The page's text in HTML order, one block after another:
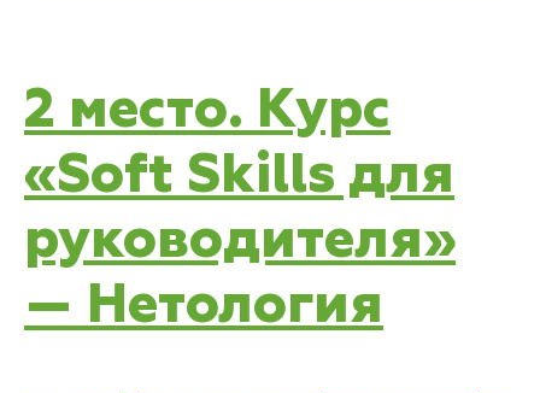
2 место. Курс
«Soft Skills для
руководителя»
— Нетология